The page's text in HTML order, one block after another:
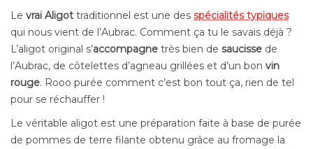
Le vrai Aligot traditionnel est une des spécialités typiques
qui nous vient de l’Aubrac. Comment ça tu le savais déjà ?
L’aligot original s’accompagne très bien de saucisse de
l’Aubrac, de côtelettes d’agneau grillées et d’un bon vin
rouge. Rooo purée comment c’est bon tout ça, rien de tel
pour se réchauffer !
Le véritable aligot est une préparation faite à base de purée
de pommes de terre filante obtenu grâce au fromage la